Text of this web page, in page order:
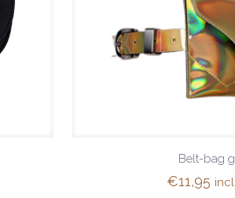
Belt-bag
€11,95